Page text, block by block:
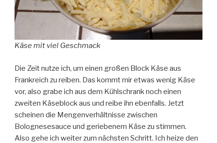
Käse mit viel Geschmack
Die Zeit nutze ich, um einen großen Block Käse aus
Frankreich zu reiben. Das kommt mir etwas wenig Käse
vor, also grabe ich aus dem Kühlschrank noch einen
zweiten Käseblock aus und reibe ihn ebenfalls. Jetzt
scheinen die Mengenverhältnisse zwischen
Bolognesesauce und geriebenem Käse zu stimmen.
Also gehe ich weiter zum nächsten Schritt. Ich heize den